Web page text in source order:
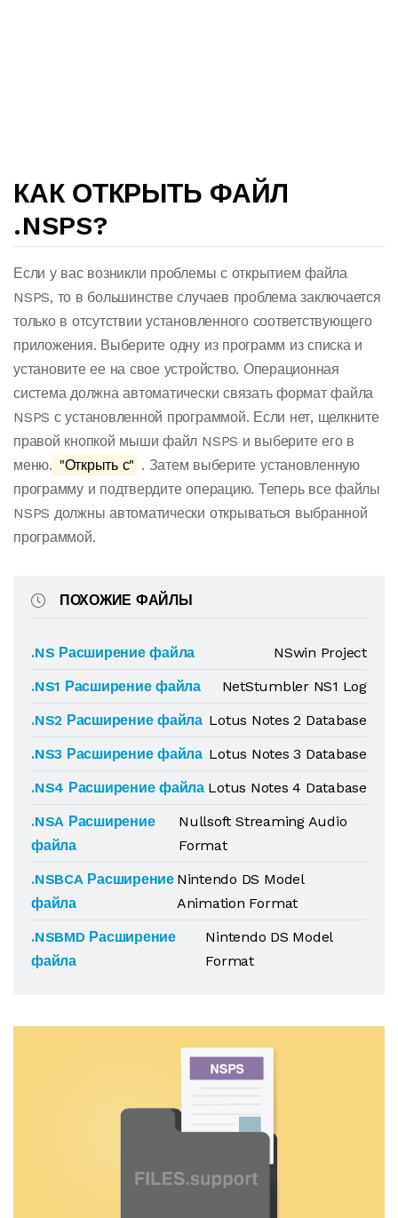
КАК ОТКРЫТЬ ФАЙЛ
.NSPS?
Если у вас возникли проблемы с открытием файла
NSPS, то в большинстве случаев проблема заключается
только в отсутствии установленного соответствующего
приложения. Выберите одну из программ из списка и
установите ее на свое устройство. Операционная
система должна автоматически связать формат файла
NSPS с установленной программой. Если нет, щелкните
правой кнопкой мыши файл NSPS и выберите его в
меню. "Открыть с" . Затем выберите установленную
программу и подтвердите операцию. Теперь все файлы
NSPS должны автоматически открываться выбранной
программой.
ПОХОЖИЕ ФАЙЛЫ
.NS Расширение файла
NSwin Project
.NS1 Расширение файла
NetStumbler NS1 Log
.NS2 Расширение файла Lotus Notes 2 Database
.NS3 Расширение файла Lotus Notes 3 Database
.NS4 Расширение файла Lotus Notes 4 Database
.NSA Расширение
файла
Nullsoft Streaming Audio
Format
.NSBCA Расширение
файла
Nintendo DS Model
Animation Format
.NSBMD Расширение
файла
Nintendo DS Model
Format